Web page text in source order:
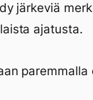
järkeviä
ajatusta.
paremmalla